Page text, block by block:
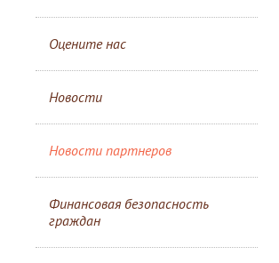
Оцените нас
Новости
Новости партнеров
Финансовая безопасность
граждан